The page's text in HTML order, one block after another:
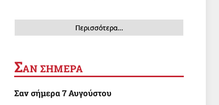
Περισσότερα…
ΣΑΝ ΣΗΜΕΡΑ
Σαν σήμερα 7 Αυγούστου